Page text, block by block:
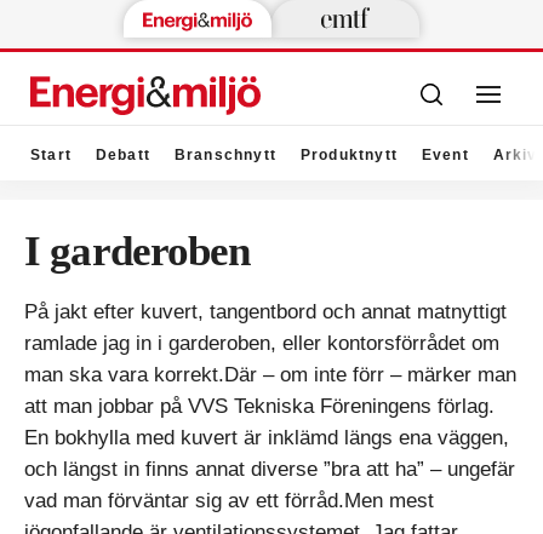
Start Debatt Branschnytt Produktnytt Event Arkiv
I garderoben
På jakt efter kuvert, tangentbord och annat matnyttigt
ramlade jag in i garderoben, eller kontorsförrådet om
man ska vara korrekt.Där – om inte förr – märker man
att man jobbar på VVS Tekniska Föreningens förlag.
En bokhylla med kuvert är inklämd längs ena väggen,
och längst in finns annat diverse ”bra att ha” – ungefär
vad man förväntar sig av ett förråd.Men mest